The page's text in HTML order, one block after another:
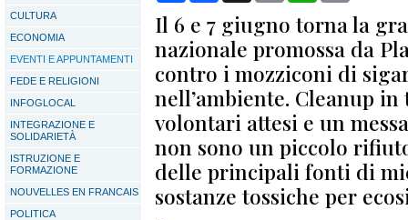
CULTURA
ECONOMIA
EVENTI E APPUNTAMENTI
FEDE E RELIGIONI
INFOGLOCAL
INTEGRAZIONE E
SOLIDARIETÀ
ISTRUZIONE E
FORMAZIONE
NOUVELLES EN FRANCAIS
POLITICA
Il 6 e 7 giugno torna la
nazionale promossa da
contro i mozziconi di
nell’ambiente. Cleanup
volontari attesi e un
non sono un piccolo
delle principali fonti di
sostanze tossiche per